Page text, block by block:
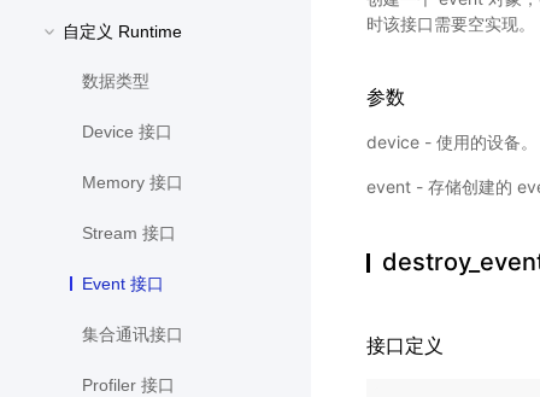
自定义 Runtime
数据类型
Device 接口
Memory 接口
Stream 接口
Event 接口
集合通讯接口
Profiler 接口
时该接口需要空实现。
参数
device - 使用的设备。
event - 存储创建的
接口定义